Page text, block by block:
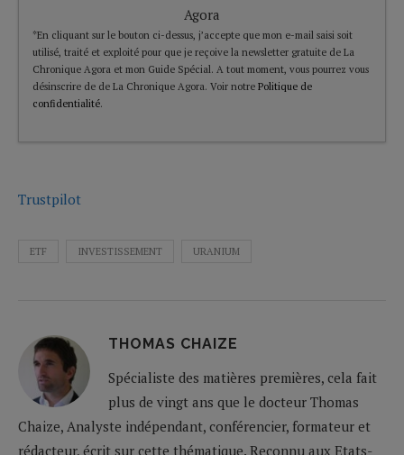
Agora
*En cliquant sur le bouton ci-dessus, j’accepte que mon e-mail saisi soit
utilisé, traité et exploité pour que je reçoive la newsletter gratuite de La
Chronique Agora et mon Guide Spécial. A tout moment, vous pourrez vous
désinscrire de de La Chronique Agora. Voir notre Politique de
confidentialité.
Trustpilot
ETF INVESTISSEMENT URANIUM
THOMAS CHAIZE
Spécialiste des matières premières, cela fait
plus de vingt ans que le docteur Thomas
Chaize, Analyste indépendant, conférencier, formateur et
rédacteur, écrit sur cette thématique. Reconnu aux Etats-